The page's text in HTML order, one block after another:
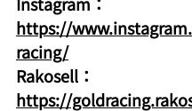
https://
racing/
Rakosell：
https://